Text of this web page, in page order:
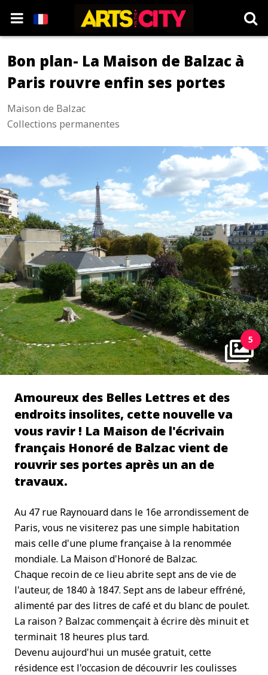
Bon plan- La Maison de Balzac à
Paris rouvre enfin ses portes
Maison de Balzac
Collections permanentes
5
Amoureux des Belles Lettres et des
endroits insolites, cette nouvelle va
vous ravir ! La Maison de l'écrivain
français Honoré de Balzac vient de
rouvrir ses portes après un an de
travaux.
Au 47 rue Raynouard dans le 16e arrondissement de
Paris, vous ne visiterez pas une simple habitation
mais celle d'une plume française à la renommée
mondiale. La Maison d'Honoré de Balzac.
Chaque recoin de ce lieu abrite sept ans de vie de
l'auteur, de 1840 à 1847. Sept ans de labeur effréné,
alimenté par des litres de café et du blanc de poulet.
La raison ? Balzac commençait à écrire dès minuit et
terminait 18 heures plus tard.
Devenu aujourd'hui un musée gratuit, cette
résidence est l'occasion de découvrir les coulisses